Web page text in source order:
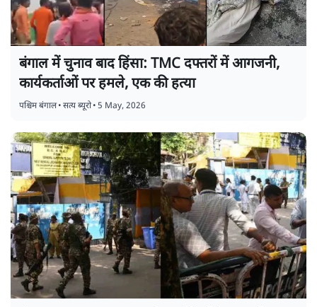
बंगाल में चुनाव बाद हिंसा: TMC दफ्तरों में आगजनी,
कार्यकर्ताओं पर हमले, एक की हत्या
पश्चिम बंगाल•सत्य ब्यूरो•5 May, 2026